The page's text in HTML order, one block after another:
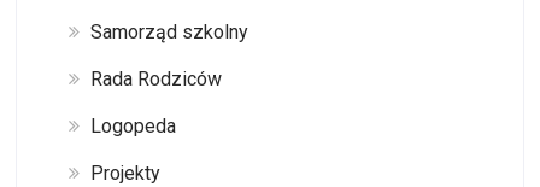
Samorząd szkolny
Rada Rodziców
Logopeda
Projekty